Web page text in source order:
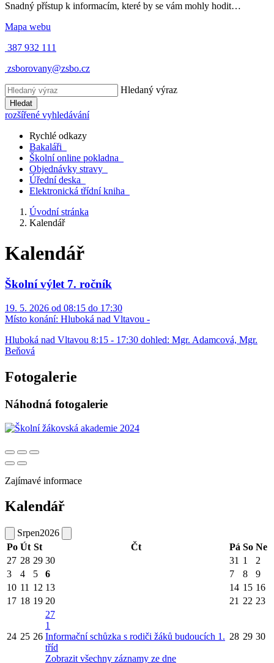
Snadný přístup k informacím, které by se vám mohly hodit…
Mapa webu
387 932 111
zsborovany@zsbo.cz
Hledaný výraz
Hledat
rozšířené vyhledávání
Rychlé odkazy
Bakaláři
Školní online pokladna
Objednávky stravy
Úřední deska
Elektronická třídní kniha
Úvodní stránka
Kalendář
Kalendář
Školní výlet 7. ročník
19. 5. 2026 od 08:15 do 17:30
Místo konání: Hluboká nad Vltavou -
Hluboká nad Vltavou 8:15 - 17:30 dohled: Mgr. Adamcová, Mgr.
Beňová
Fotogalerie
Náhodná fotogalerie
Zajímavé informace
Kalendář
Srpen2026
Po Út St Čt Pá So Ne
27 28 29 30 31 1
2
3
4 5 6 7 8
9
10 11 12 13 14 15 16
17 18 19 20 21 22 23
24 25 26
27
1
Informační schůzka s rodiči žáků budoucích 1.
tříd
Zobrazit všechny záznamy ze dne
28 29 30